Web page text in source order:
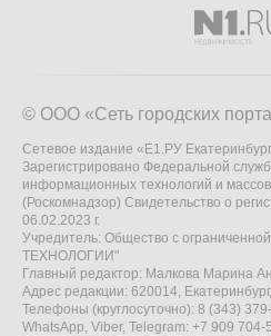
© ООО «Сеть городских
Сетевое издание «Е1.РУ
Зарегистрировано Федеральной
информационных технологий и
(Роскомнадзор) Свидетельство о
06.02.2023 г.
Учредитель: Общество с
ТЕХНОЛОГИИ"
Главный редактор: Малкова Марина
Адрес редакции: 620014,
Телефоны (круглосуточно): 8 (343)
WhatsApp, Viber, Telegram: +7 909 704-